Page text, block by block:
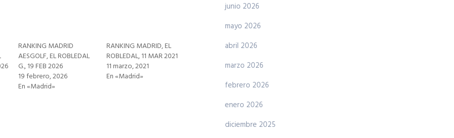
RANKING MADRID
AESGOLF, EL ROBLEDAL
G., 19 FEB 2026
19 febrero, 2026
En «Madrid»
RANKING MADRID, EL
ROBLEDAL, 11 MAR 2021
11 marzo, 2021
En «Madrid»
junio 2026
mayo 2026
abril 2026
marzo 2026
febrero 2026
enero 2026
diciembre 2025